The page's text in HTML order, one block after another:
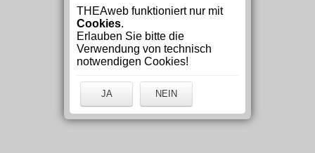
THEAweb funktioniert nur mit
Cookies.
Erlauben Sie bitte die
Verwendung von technisch
notwendigen Cookies!
JA NEIN